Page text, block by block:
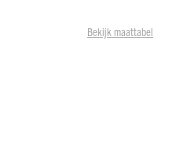
Bekijk maattabel